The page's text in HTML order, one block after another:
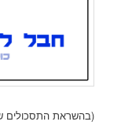
(בהשראת התסכולים